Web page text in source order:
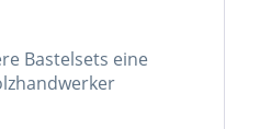
Bastelsets eine